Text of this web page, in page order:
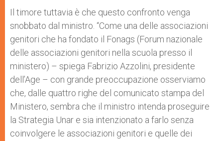
Il timore tuttavia è che questo confronto venga
snobbato dal ministro. “Come una delle associazioni
genitori che ha fondato il Fonags (Forum nazionale
delle associazioni genitori nella scuola presso il
ministero) – spiega Fabrizio Azzolini, presidente
dell’Age – con grande preoccupazione osserviamo
che, dalle quattro righe del comunicato stampa del
Ministero, sembra che il ministro intenda proseguire
la Strategia Unar e sia intenzionato a farlo senza
coinvolgere le associazioni genitori e quelle dei